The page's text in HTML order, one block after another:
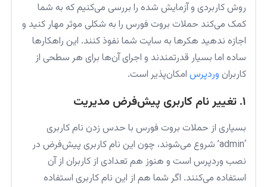
روش کاربردی و آزمایش شده را بررسی می‌کنیم که به شما
کمک می‌کند حملات بروت فورس را به شکلی موثر مهار کنید و
اجازه ندهید هکرها به سایت شما نفوذ کنند. این راهکارها
ساده اما بسیار قدرتمندند و اجرای آن‌ها برای هر سطحی از
کاربران وردپرس امکان‌پذیر است.
۱. تغییر نام کاربری پیش‌فرض مدیریت
بسیاری از حملات بروت فورس با حدس زدن نام کاربری
‘admin’ شروع می‌شوند، چون این نام کاربری پیش‌فرض در
نصب وردپرس است و هنوز هم تعدادی از کاربران از آن
استفاده می‌کنند. اگر شما هم از این نام کاربری استفاده